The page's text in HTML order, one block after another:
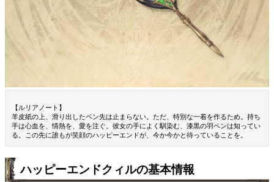
【ルリアノート】
羊皮紙の上、滑り出したペン先は止まらない。ただ、特別な一着を作るため。持ち
手は心血を、情熱を、愛を注ぐ。彼女の手によく馴染む、漆黒の羽ペンは知ってい
る。この先に誰もが笑顔のハッピーエンドが、今か今かと待っていることを。
ハッピーエンドクィルの基本情報